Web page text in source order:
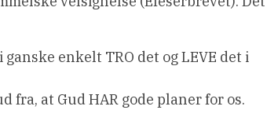
enkelt TRO det og LEVE det i
fra, at Gud HAR gode planer for os.